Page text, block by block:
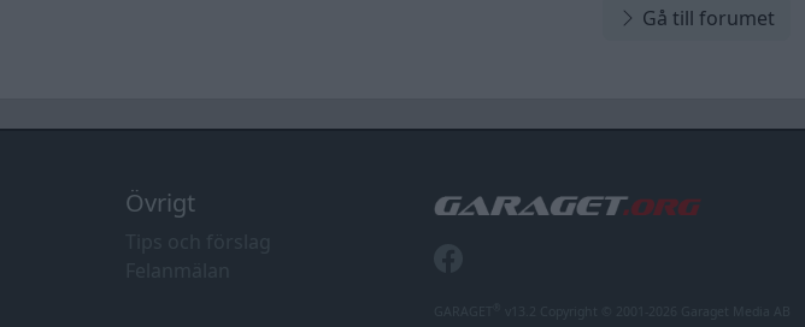
Gå till forumet
Övrigt